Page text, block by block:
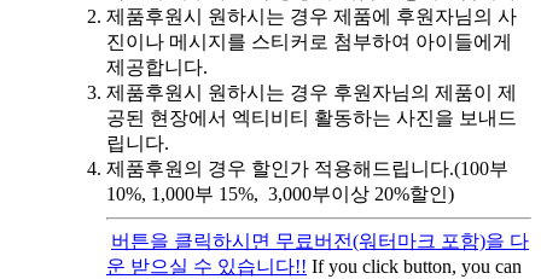
제품후원시 원하시는 경우 제품에 후원자님의 사
진이나 메시지를 스티커로 첨부하여 아이들에게
제공합니다.
제품후원시 원하시는 경우 후원자님의 제품이 제
공된 현장에서 엑티비티 활동하는 사진을 보내드
립니다.
제품후원의 경우 할인가 적용해드립니다.(100부
10%, 1,000부 15%, 3,000부이상 20%할인)
버튼을 클릭하시면 무료버전(워터마크 포함)을 다
운 받으실 수 있습니다!! If you click button, you can